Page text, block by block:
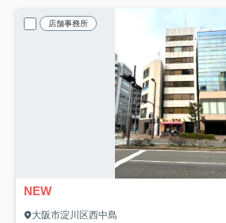
店舗事務所
NEW
大阪市淀川区西中島